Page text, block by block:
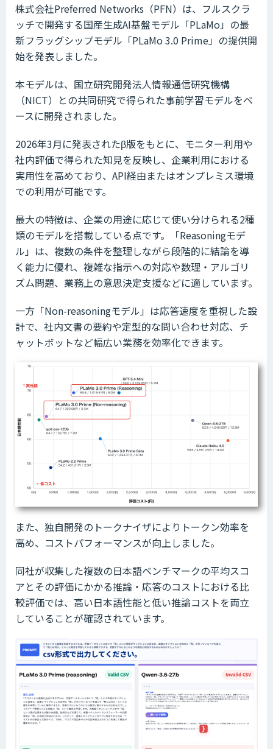
株式会社Preferred Networks（PFN）は、フルスクラ
ッチで開発する国産生成AI基盤モデル「PLaMo」の最
新フラッグシップモデル「PLaMo 3.0 Prime」の提供開
始を発表しました。
本モデルは、国立研究開発法人情報通信研究機構
（NICT）との共同研究で得られた事前学習モデルをベ
ースに開発されました。
2026年3月に発表されたβ版をもとに、モニター利用や
社内評価で得られた知見を反映し、企業利用における
実用性を高めており、API経由またはオンプレミス環境
での利用が可能です。
最大の特徴は、企業の用途に応じて使い分けられる2種
類のモデルを搭載している点です。「Reasoningモデ
ル」は、複数の条件を整理しながら段階的に結論を導
く能力に優れ、複雑な指示への対応や数理・アルゴリ
ズム問題、業務上の意思決定支援などに適しています。
一方「Non-reasoningモデル」は応答速度を重視した設
計で、社内文書の要約や定型的な問い合わせ対応、チ
ャットボットなど幅広い業務を効率化できます。
また、独自開発のトークナイザによりトークン効率を
高め、コストパフォーマンスが向上しました。
同社が収集した複数の日本語ベンチマークの平均スコ
アとその評価にかかる推論・応答のコストにおける比
較評価では、高い日本語性能と低い推論コストを両立
していることが確認されています。